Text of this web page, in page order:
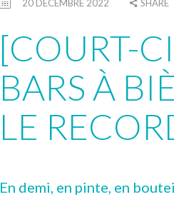
20 DÉCEMBRE 2022 SHARE
[COURT-
BARS À
LE
En demi, en pinte, en